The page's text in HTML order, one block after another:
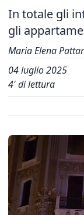
In totale gli
gli
Maria Elena
04 luglio 2025
4' di lettura